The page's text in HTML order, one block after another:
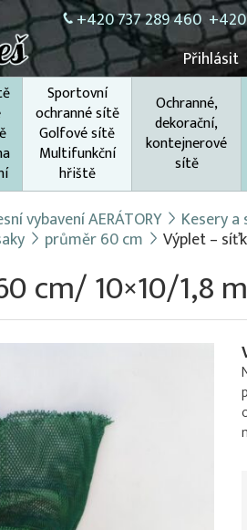
+420 737 289 460
Přihlásit
Sportovní
ochranné sítě
Golfové sítě
Multifunkční
hřiště
Ochranné,
dekorační,
kontejnerové
sítě
vybavení AERÁTORY Kesery a
průměr 60 cm Výplet –
cm/ 10×10/1,8